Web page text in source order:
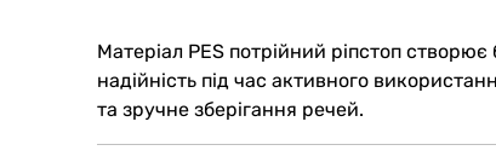
Матеріал PES потрійний ріпстоп
надійність під час активного
та зручне зберігання речей.